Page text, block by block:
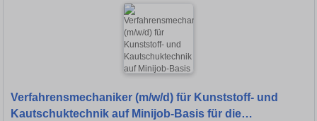
Verfahrensmechaniker (m/w/d) für Kunststoff- und
Kautschuktechnik auf Minijob-Basis für die